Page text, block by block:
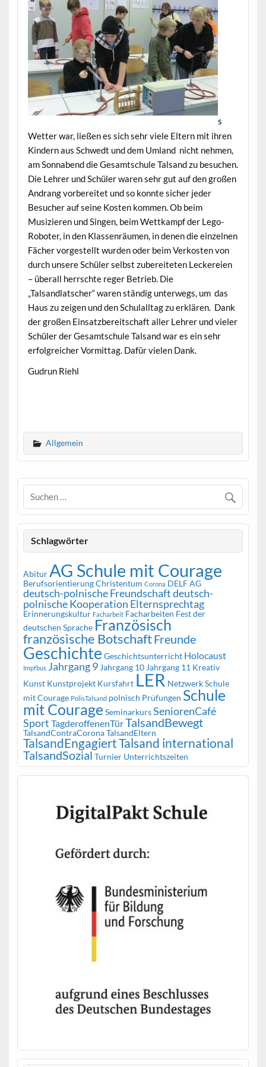
s
Wetter war, ließen es sich sehr viele Eltern mit ihren
Kindern aus Schwedt und dem Umland nicht nehmen,
am Sonnabend die Gesamtschule Talsand zu besuchen.
Die Lehrer und Schüler waren sehr gut auf den großen
Andrang vorbereitet und so konnte sicher jeder
Besucher auf seine Kosten kommen. Ob beim
Musizieren und Singen, beim Wettkampf der Lego-
Roboter, in den Klassenräumen, in denen die einzelnen
Fächer vorgestellt wurden oder beim Verkosten von
durch unsere Schüler selbst zubereiteten Leckereien
– überall herrschte reger Betrieb. Die
„Talsandlatscher“ waren ständig unterwegs, um das
Haus zu zeigen und den Schulalltag zu erklären. Dank
der großen Einsatzbereitschaft aller Lehrer und vieler
Schüler der Gesamtschule Talsand war es ein sehr
erfolgreicher Vormittag. Dafür vielen Dank.
Gudrun Riehl
Allgemein
Schlagwörter
AbiturAG Schule mit Courage
BerufsorientierungChristentum Corona DELF AG
deutsch-polnische Freundschaftdeutsch-
polnische Kooperation Elternsprechtag
Erinnerungskultur Facharbeit Facharbeiten Fest der
deutschen Sprache Französisch
französische BotschaftFreunde
Geschichte Geschichtsunterricht Holocaust
Impfbus Jahrgang 9 Jahrgang 10 Jahrgang 11 Kreativ
Kunst Kunstprojekt Kursfahrt LER Netzwerk Schule
mit Courage PolisTalsand polnisch Prüfungen Schule
mit Courage SeminarkursSeniorenCafé
Sport TagderoffenenTürTalsandBewegt
TalsandContraCoronaTalsandEltern
TalsandEngagiertTalsand international
TalsandSozial Turnier Unterrichtszeiten